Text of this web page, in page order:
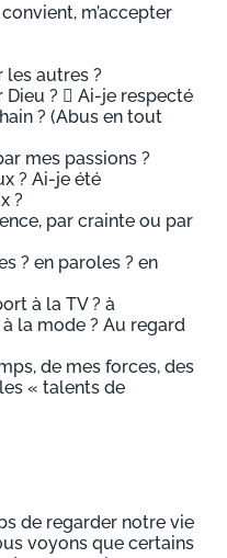
m’accepter
les autres ?
Dieu ?  Ai-je respecté
? (Abus en tout
mes passions ?
? Ai-je été
?
par crainte ou par
? en paroles ? en
à la TV ? à
la mode ? Au regard
de mes forces, des
« talents de
de regarder notre vie
voyons que certains